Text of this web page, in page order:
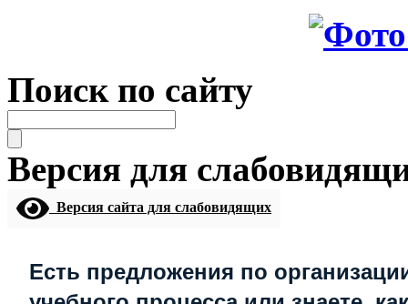
Поиск по сайту
Версия для
Версия сайта для слабовидящих
Есть предложения по